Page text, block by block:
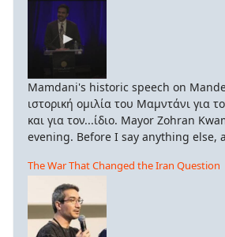
Mamdani's historic speech on
ιστορική ομιλία του Μαμντάνι για
και για τον...ίδιο. Mayor Zohran
evening. Before I say anything else,
The War That Changed the Iran Question